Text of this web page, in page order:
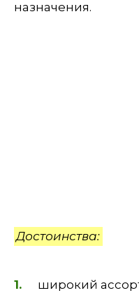
назначения.
Достоинства:
широкий